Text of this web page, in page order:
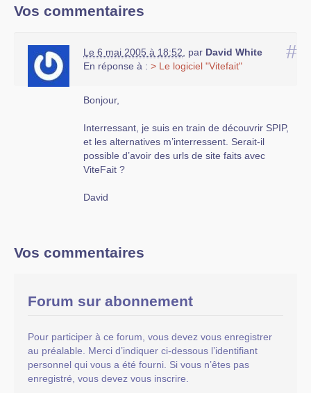
Vos commentaires
#
Le 6 mai 2005 à 18:52 par David White
En réponse à : > Le logiciel "Vitefait"
Bonjour,
Interressant, je suis en train de découvrir SPIP,
et les alternatives m’interressent. Serait-il
possible d’avoir des urls de site faits avec
ViteFait ?
David
Vos commentaires
Forum sur abonnement
Pour participer à ce forum, vous devez vous enregistrer
au préalable. Merci d’indiquer ci-dessous l’identifiant
personnel qui vous a été fourni. Si vous n’êtes pas
enregistré, vous devez vous inscrire.